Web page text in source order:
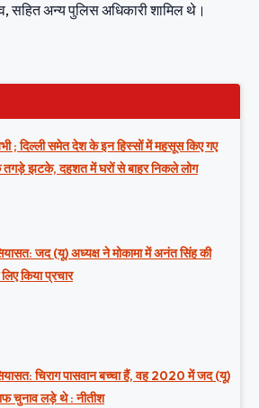
सहित अन्य पुलिस अधिकारी शामिल थे।
; दिल्ली समेत देश के इन हिस्सों में महसूस किए गए
झटके, दहशत में घरों से बाहर निकले लोग
जद (यू) अध्यक्ष ने मोकामा में अनंत सिंह की
किया प्रचार
चिराग पासवान बच्चा हैं, वह 2020 में जद (यू)
चुनाव लड़े थे : नीतीश